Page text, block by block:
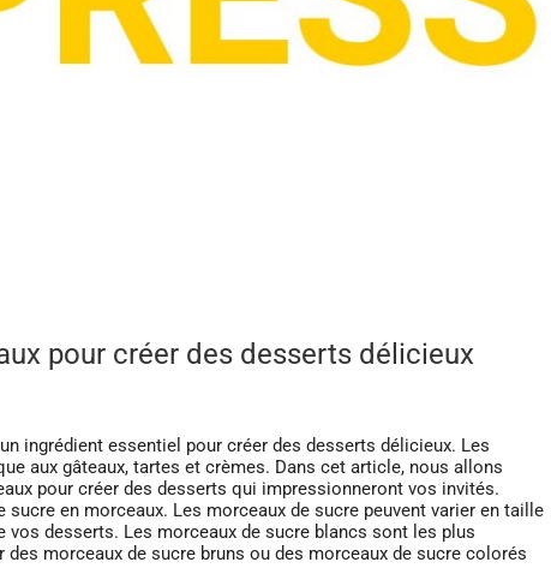
pour créer des desserts délicieux
ingrédient essentiel pour créer des desserts délicieux. Les
aux gâteaux, tartes et crèmes. Dans cet article, nous allons
pour créer des desserts qui impressionneront vos invités.
en morceaux. Les morceaux de sucre peuvent varier en taille
desserts. Les morceaux de sucre blancs sont les plus
morceaux de sucre bruns ou des morceaux de sucre colorés